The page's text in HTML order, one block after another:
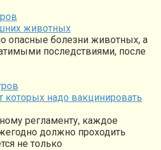
животных
опасные болезни животных, а
последствиями, после
которых надо вакцинировать
регламенту, каждое
должно проходить
не только